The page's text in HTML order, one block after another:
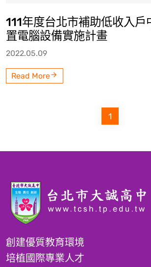
111年度台北市補助低收入戶
置電腦設備實施計畫
2022.05.09
Read More
1
創建優質教育環境
培植國際專業人才